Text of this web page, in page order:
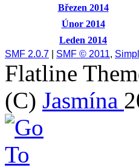
Březen 2014
Únor 2014
Leden 2014
SMF 2.0.7
SMF © 2011,
Flatline
(C) Jasmína